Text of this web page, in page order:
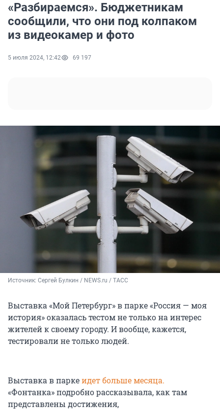
«Разбираемся». Бюджетникам
сообщили, что они под колпаком
из видеокамер и фото
5 июля 2024, 12:42 69 197
Источник: Сергей Булкин / NEWS.ru / ТАСС
Выставка «Мой Петербург» в парке «Россия — моя
история» оказалась тестом не только на интерес
жителей к своему городу. И вообще, кажется,
тестировали не только людей.
Выставка в паркеидет больше месяца.
«Фонтанка» подробно рассказывала, как там
представлены достижения,